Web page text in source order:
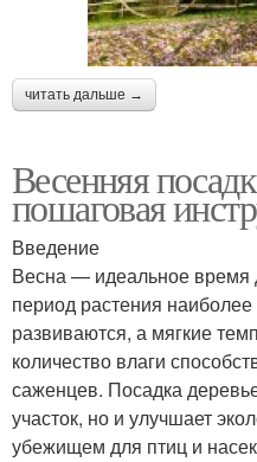
читать дальше →
Весенняя
пошаговая
Введение
Весна — идеальное время
период растения наиболее
развиваются, а мягкие
количество влаги
саженцев. Посадка
участок, но и улучшает
убежищем для птиц и